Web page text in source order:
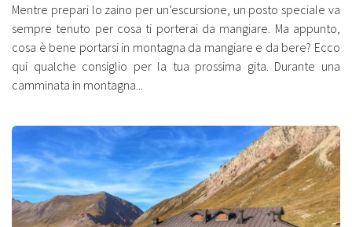
Mentre prepari lo zaino per un’escursione, un posto speciale va
sempre tenuto per cosa ti porterai da mangiare. Ma appunto,
cosa è bene portarsi in montagna da mangiare e da bere? Ecco
qui qualche consiglio per la tua prossima gita. Durante una
camminata in montagna...